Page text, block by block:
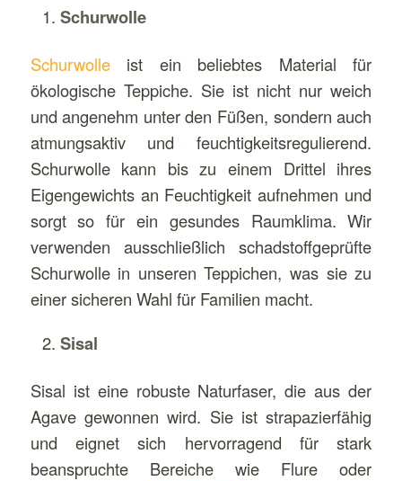
Schurwolle
Schurwolleist ein beliebtes Material für
ökologische Teppiche. Sie ist nicht nur weich
und angenehm unter den Füßen, sondern auch
atmungsaktiv und feuchtigkeitsregulierend.
Schurwolle kann bis zu einem Drittel ihres
Eigengewichts an Feuchtigkeit aufnehmen und
sorgt so für ein gesundes Raumklima. Wir
verwenden ausschließlich schadstoffgeprüfte
Schurwolle in unseren Teppichen, was sie zu
einer sicheren Wahl für Familien macht.
Sisal
Sisal ist eine robuste Naturfaser, die aus der
Agave gewonnen wird. Sie ist strapazierfähig
und eignet sich hervorragend für stark
beanspruchte Bereiche wie Flure oder